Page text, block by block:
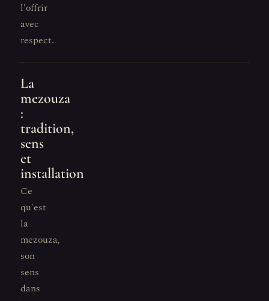
l'offrir
avec
respect.
La
mezouza
:
tradition,
sens
et
installation
Ce
qu'est
la
mezouza,
son
sens
dans